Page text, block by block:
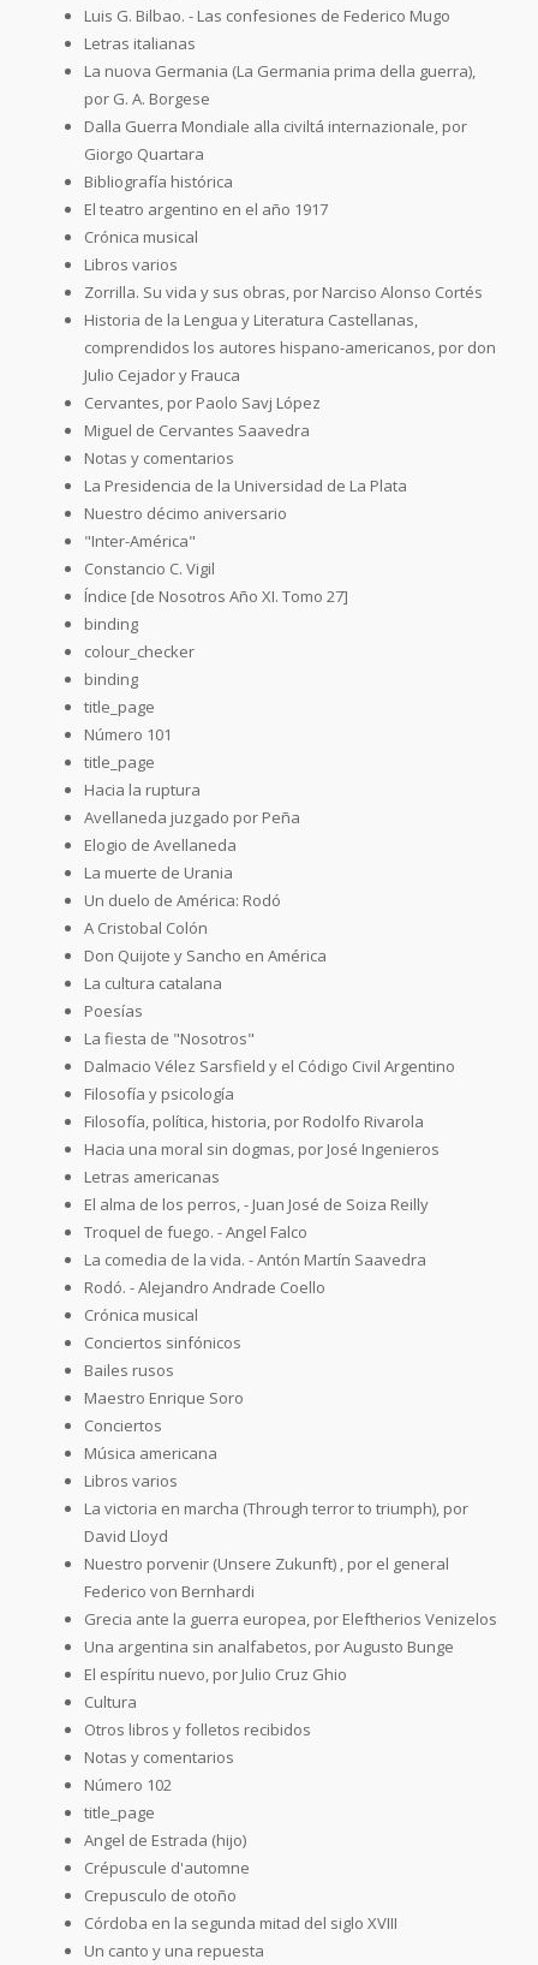
Luis G. Bilbao. - Las confesiones de Federico Mugo
Letras italianas
La nuova Germania (La Germania prima della guerra),
por G. A. Borgese
Dalla Guerra Mondiale alla civiltá internazionale, por
Giorgo Quartara
Bibliografía histórica
El teatro argentino en el año 1917
Crónica musical
Libros varios
Zorrilla. Su vida y sus obras, por Narciso Alonso Cortés
Historia de la Lengua y Literatura Castellanas,
comprendidos los autores hispano-americanos, por don
Julio Cejador y Frauca
Cervantes, por Paolo Savj López
Miguel de Cervantes Saavedra
Notas y comentarios
La Presidencia de la Universidad de La Plata
Nuestro décimo aniversario
"Inter-América"
Constancio C. Vigil
Índice [de Nosotros Año XI. Tomo 27]
binding
colour_checker
binding
title_page
Número 101
title_page
Hacia la ruptura
Avellaneda juzgado por Peña
Elogio de Avellaneda
La muerte de Urania
Un duelo de América: Rodó
A Cristobal Colón
Don Quijote y Sancho en América
La cultura catalana
Poesías
La fiesta de "Nosotros"
Dalmacio Vélez Sarsfield y el Código Civil Argentino
Filosofía y psicología
Filosofía, política, historia, por Rodolfo Rivarola
Hacia una moral sin dogmas, por José Ingenieros
Letras americanas
El alma de los perros, - Juan José de Soiza Reilly
Troquel de fuego. - Angel Falco
La comedia de la vida. - Antón Martín Saavedra
Rodó. - Alejandro Andrade Coello
Crónica musical
Conciertos sinfónicos
Bailes rusos
Maestro Enrique Soro
Conciertos
Música americana
Libros varios
La victoria en marcha (Through terror to triumph), por
David Lloyd
Nuestro porvenir (Unsere Zukunft) , por el general
Federico von Bernhardi
Grecia ante la guerra europea, por Eleftherios Venizelos
Una argentina sin analfabetos, por Augusto Bunge
El espíritu nuevo, por Julio Cruz Ghio
Cultura
Otros libros y folletos recibidos
Notas y comentarios
Número 102
title_page
Angel de Estrada (hijo)
Crépuscule d'automne
Crepusculo de otoño
Córdoba en la segunda mitad del siglo XVIII
Un canto y una repuesta